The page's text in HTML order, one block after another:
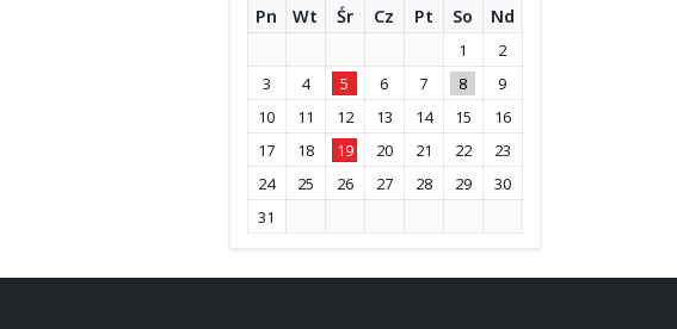
Pn
Wt Śr Cz Pt So Nd
1
2
3
4 5 6 7 8
9
10
11 12 13 14 15
16
17
18 19 20 21 22
23
24
25 26 27 28 29
30
31